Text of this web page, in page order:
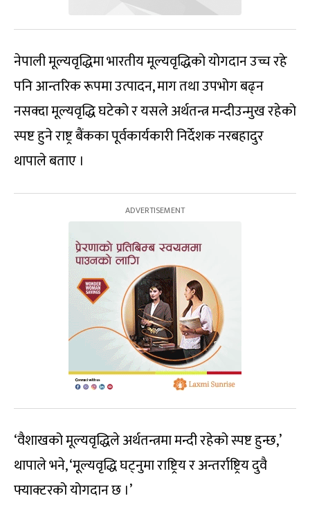
नेपाली मूल्यवृद्धिमा भारतीय मूल्यवृद्धिको योगदान उच्च रहे
पनि आन्तरिक रूपमा उत्पादन, माग तथा उपभोग बढ्न
नसक्दा मूल्यवृद्धि घटेको र यसले अर्थतन्त्र मन्दीउन्मुख रहेको
स्पष्ट हुने राष्ट्र बैंकका पूर्वकार्यकारी निर्देशक नरबहादुर
थापाले बताए ।
‘वैशाखको मूल्यवृद्धिले अर्थतन्त्रमा मन्दी रहेको स्पष्ट हुन्छ,’
थापाले भने, ‘मूल्यवृद्धि घट्नुमा राष्ट्रिय र अन्तर्राष्ट्रिय दुवै
फ्याक्टरको योगदान छ ।’